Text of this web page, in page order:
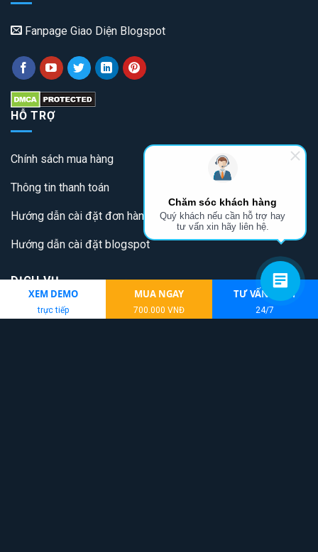
XEM DEMO
trực tiếp
MUA NGAY
700.000 VNĐ
TƯ VẤN NGAY
24/7
Fanpage Giao Diện Blogspot
HỖ TRỢ
Chính sách mua hàng
Thông tin thanh toán
Hướng dẫn cài đặt đơn hàng
Hướng dẫn cài đặt blogspot
DỊCH VỤ
Chăm sóc khách hàng
Quý khách nếu cần hỗ trợ hay
tư vấn xin hãy liên hệ.